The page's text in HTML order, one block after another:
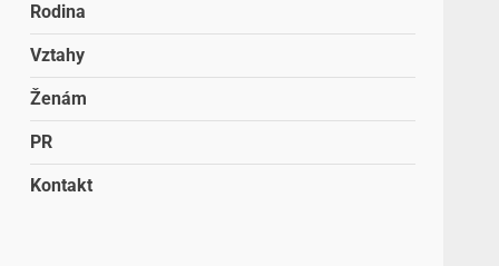
Rodina
Vztahy
Ženám
PR
Kontakt